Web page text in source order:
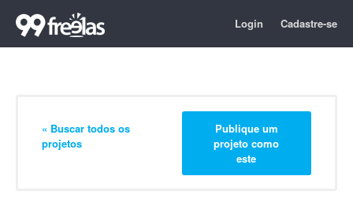
Login Cadastre-se
« Buscar todos os
projetos
Publique um
projeto como
este